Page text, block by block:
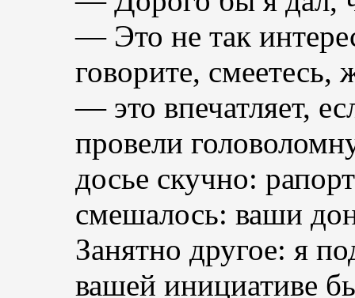
— Это не так
говорите, смеетесь,
— это впечатляет,
провели
досье скучно:
смешалось: ваши
Занятно другое: я
вашей инициативе